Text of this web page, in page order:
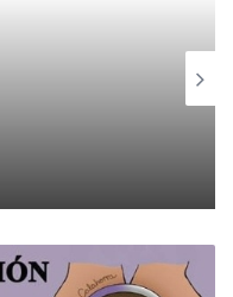
a optimizar la
los protocolos de
“poner toda nuestra
del IES Batalla